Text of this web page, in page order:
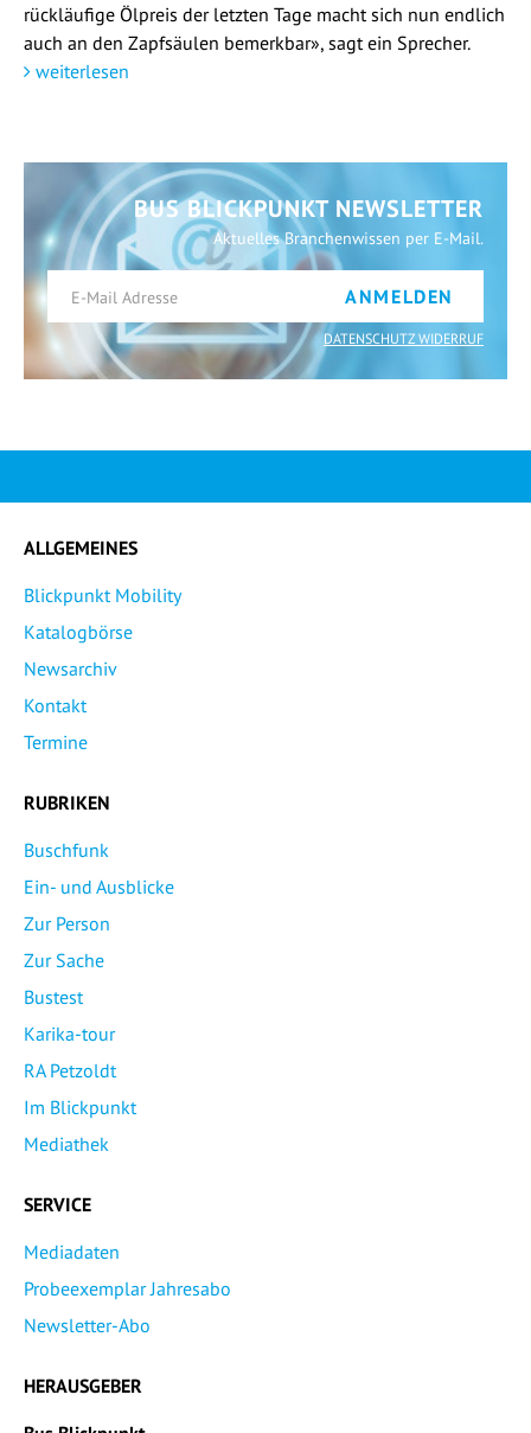
rückläufige Ölpreis der letzten Tage macht sich nun endlich
auch an den Zapfsäulen bemerkbar», sagt ein Sprecher.
weiterlesen
BUS BLICKPUNKT NEWSLETTER
Aktuelles Branchenwissen per E-Mail.
ANMELDEN
DATENSCHUTZ WIDERRUF
ALLGEMEINES
Blickpunkt Mobility
Katalogbörse
Newsarchiv
Kontakt
Termine
RUBRIKEN
Buschfunk
Ein- und Ausblicke
Zur Person
Zur Sache
Bustest
Karika-tour
RA Petzoldt
Im Blickpunkt
Mediathek
SERVICE
Mediadaten
Probeexemplar Jahresabo
Newsletter-Abo
HERAUSGEBER